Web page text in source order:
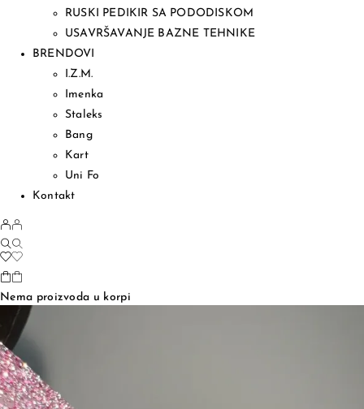
RUSKI PEDIKIR SA PODODISKOM
USAVRŠAVANJE BAZNE TEHNIKE
BRENDOVI
I.Z.M.
Imenka
Staleks
Bang
Kart
Uni Fo
Kontakt
Nema proizvoda u korpi